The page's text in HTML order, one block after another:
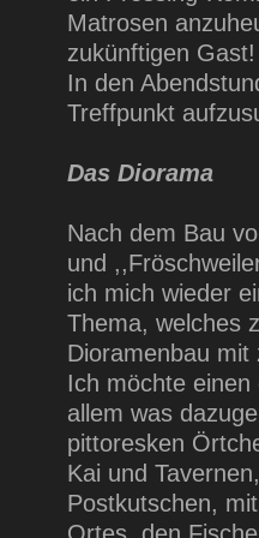
Matrosen
zukünftigen Gast!
In den
Treffpunkt
Das Diorama
Nach dem Bau
und
ich mich wieder
Thema, welches
Dioramenbau mit
Ich möchte
allem was
pittoresken
Kai und
Postkutschen,